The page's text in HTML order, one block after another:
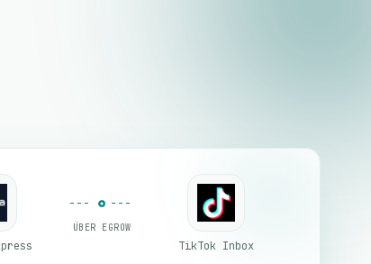
ÜBER EGROW
TikTok Inbox